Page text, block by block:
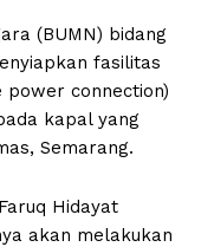
(BUMN) bidang
fasilitas
connection)
kapal yang
Semarang.
Hidayat
akan melakukan